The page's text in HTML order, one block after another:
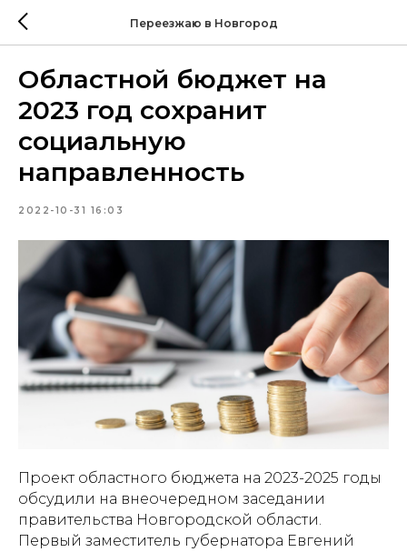
Переезжаю в Новгород
Областной бюджет на
2023 год сохранит
социальную
направленность
2022-10-31 16:03
Проект областного бюджета на 2023-2025 годы
обсудили на внеочередном заседании
правительства Новгородской области.
Первый заместитель губернатора Евгений